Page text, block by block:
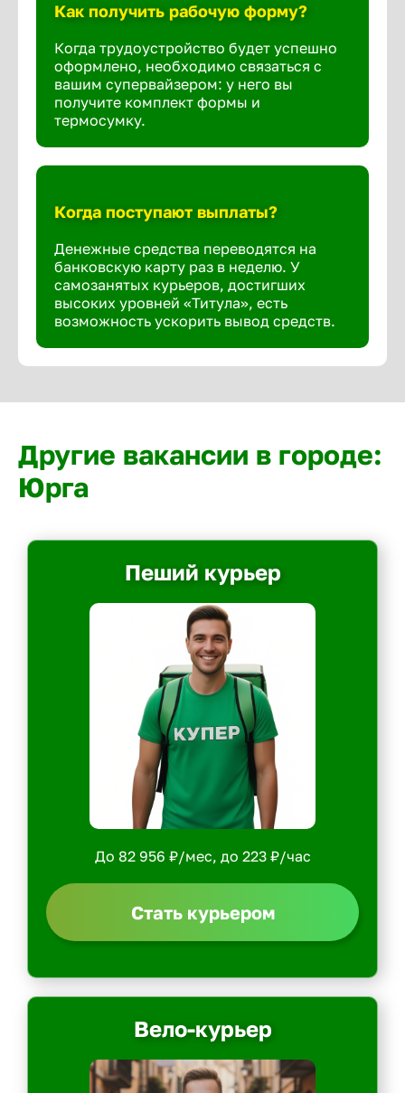
Как получить рабочую форму?
Когда трудоустройство будет успешно
оформлено, необходимо связаться с
вашим супервайзером: у него вы
получите комплект формы и
термосумку.
Когда поступают выплаты?
Денежные средства переводятся на
банковскую карту раз в неделю. У
самозанятых курьеров, достигших
высоких уровней «Титула», есть
возможность ускорить вывод средств.
Другие вакансии в городе:
Юрга
Пеший курьер
До 82 956 ₽/мес, до 223 ₽/час
Стать курьером
Вело-курьер